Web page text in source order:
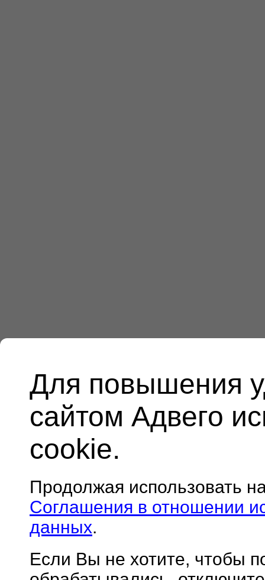
Для повышения
сайтом Адвего
cookie.
Продолжая использовать
Соглашения в отношении
данных.
Если Вы не хотите, чтобы